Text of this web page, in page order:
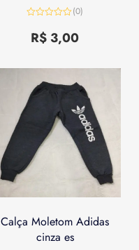
de
(0)
R$ 3,00
Calça Moletom Adidas
cinza es